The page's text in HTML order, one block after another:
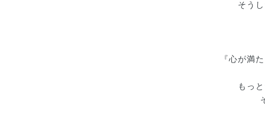
そう
『心が満
もっ